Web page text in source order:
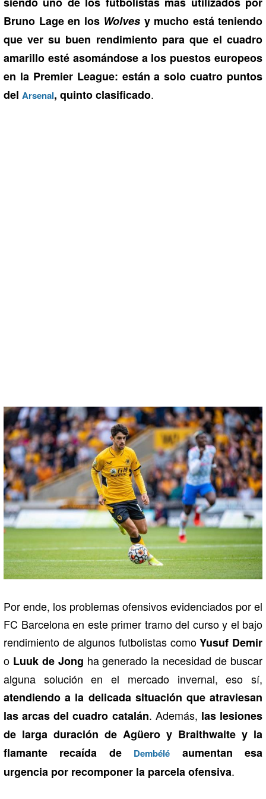
Bruno Lage en los Wolves y mucho está teniendo
que ver su buen rendimiento para que el cuadro
amarillo esté asomándose a los puestos europeos
en la Premier League: están a solo cuatro puntos
del Arsenal, quinto clasificado.
Por ende, los problemas ofensivos evidenciados por el
FC Barcelona en este primer tramo del curso y el bajo
rendimiento de algunos futbolistas comoYusuf Demir
o Luuk de Jong ha generado la necesidad de buscar
alguna solución en el mercado invernal, eso sí,
atendiendo a la delicada situación que atraviesan
las arcas del cuadro catalán. Además, las lesiones
de larga duración de Agüero y Braithwaite y la
flamante recaída de
Dembélé
aumentan esa
urgencia por recomponer la parcela ofensiva.